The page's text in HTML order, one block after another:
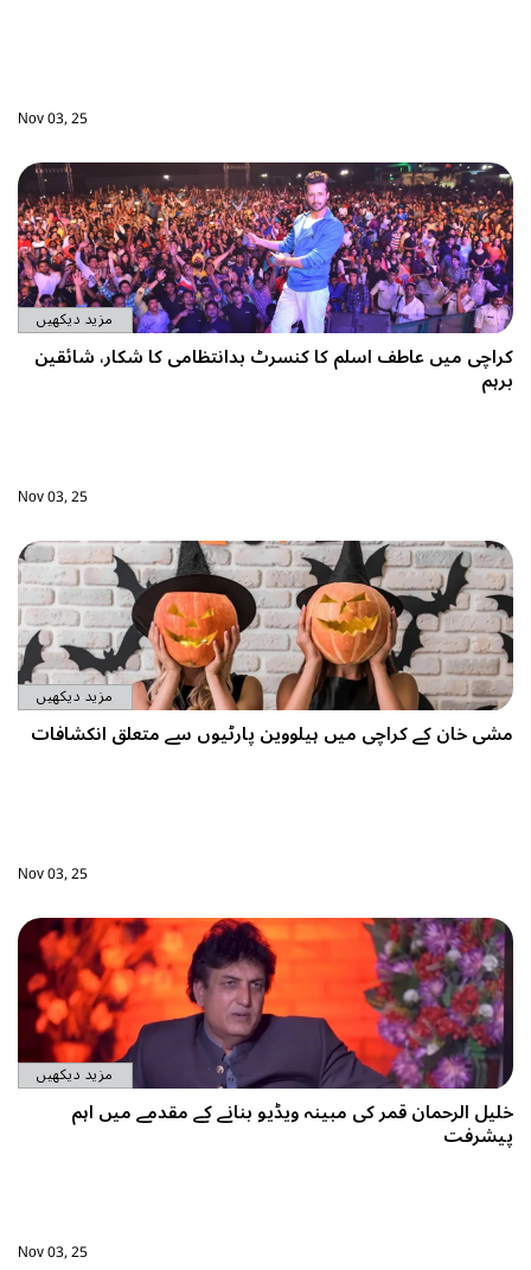
Nov 03, 25
مزید دیکھیں
کراچی میں عاطف اسلم کا کنسرٹ بدانتظامی کا شکار، شائقین
برہم
Nov 03, 25
مزید دیکھیں
مشی خان کے کراچی میں ہیلووین پارٹیوں سے متعلق انکشافات
Nov 03, 25
مزید دیکھیں
خلیل الرحمان قمر کی مبینہ ویڈیو بنانے کے مقدمے میں اہم
پیشرفت
Nov 03, 25